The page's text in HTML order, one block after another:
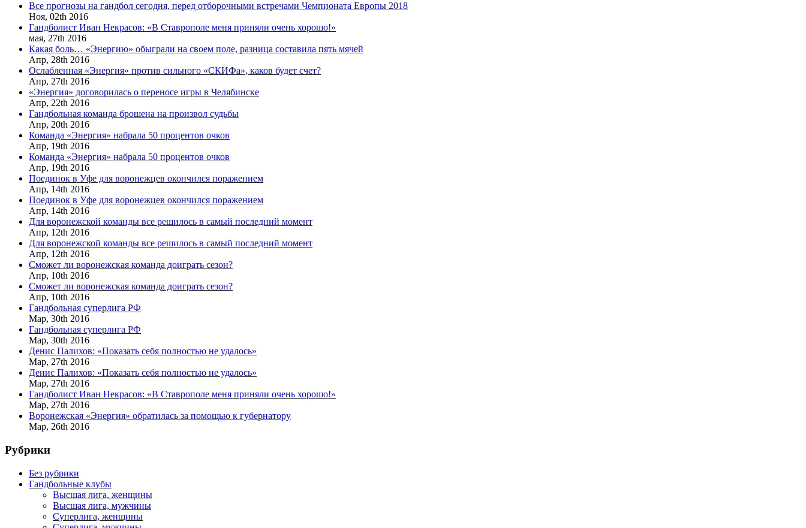
Все прогнозы на гандбол сегодня, перед отборочными встречами Чемпионата Европы 2018
Ноя, 02th 2016
Гандболист Иван Некрасов: «В Ставрополе меня приняли очень хорошо!»
мая, 27th 2016
Какая боль… «Энергию» обыграли на своем поле, разница составила пять мячей
Апр, 28th 2016
Ослабленная «Энергия» против сильного «СКИФа», каков будет счет?
Апр, 27th 2016
«Энергия» договорилась о переносе игры в Челябинске
Апр, 22th 2016
Гандбольная команда брошена на произвол судьбы
Апр, 20th 2016
Команда «Энергия» набрала 50 процентов очков
Апр, 19th 2016
Команда «Энергия» набрала 50 процентов очков
Апр, 19th 2016
Поединок в Уфе для воронежцев окончился поражением
Апр, 14th 2016
Поединок в Уфе для воронежцев окончился поражением
Апр, 14th 2016
Для воронежской команды все решилось в самый последний момент
Апр, 12th 2016
Для воронежской команды все решилось в самый последний момент
Апр, 12th 2016
Сможет ли воронежская команда доиграть сезон?
Апр, 10th 2016
Сможет ли воронежская команда доиграть сезон?
Апр, 10th 2016
Гандбольная суперлига РФ
Мар, 30th 2016
Гандбольная суперлига РФ
Мар, 30th 2016
Денис Палихов: «Показать себя полностью не удалось»
Мар, 27th 2016
Денис Палихов: «Показать себя полностью не удалось»
Мар, 27th 2016
Гандболист Иван Некрасов: «В Ставрополе меня приняли очень хорошо!»
Мар, 27th 2016
Воронежская «Энергия» обратилась за помощью к губернатору
Мар, 26th 2016
Рубрики
Без рубрики
Гандбольные клубы
Высшая лига, женщины
Высшая лига, мужчины
Суперлига, женщины